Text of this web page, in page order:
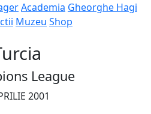
Academia Gheorghe Hagi
Muzeu Shop
League
2001